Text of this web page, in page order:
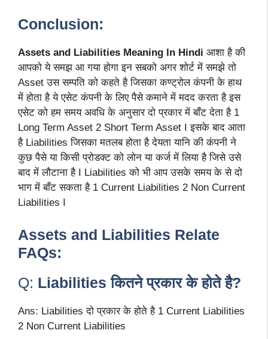
Conclusion:
Assets and Liabilities Meaning In Hindi आशा है की
आपको ये समझ आ गया होगा इन सबको अगर शोर्ट में समझे तो
Asset उस सम्पति को कहते है जिसका कण्ट्रोल कंपनी के हाथ
में होता है ये एसेट कंपनी के लिए पैसे कमाने में मदद करता है इस
एसेट को हम समय अवधि के अनुसार दो प्रकार में बाँट देता है 1
Long Term Asset 2 Short Term Asset I इसके बाद आता
है Liabilities जिसका मतलब होता है देयता यानि की कंपनी ने
कुछ पैसे या किसी प्रोडक्ट को लोन या कर्ज में लिया है जिसे उसे
बाद में लौटाना है I Liabilities को भी आप उसके समय के से दो
भाग में बाँट सकता है 1 Current Liabilities 2 Non Current
Liabilities I
Assets and Liabilities Relate
FAQs:
Q: Liabilities कितने प्रकार के होते है?
Ans: Liabilities दो प्रकार के होते है 1 Current Liabilities
2 Non Current Liabilities